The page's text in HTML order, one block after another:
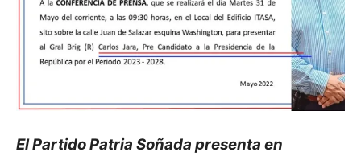
El Partido Patria Soñada presenta en